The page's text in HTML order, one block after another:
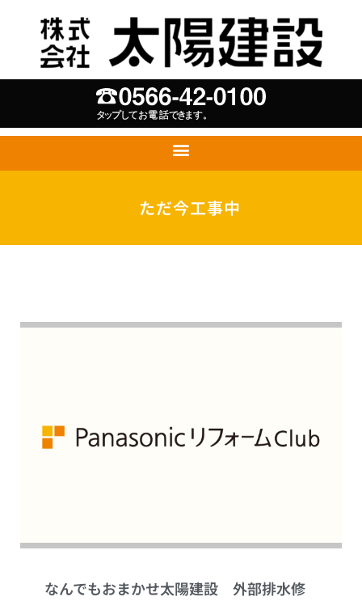
ただ今工事中
なんでもおまかせ太陽建設 外部排水修